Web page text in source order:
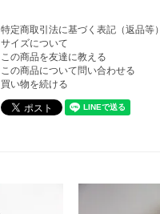
特定商取引法に基づく表記（返品等）
サイズについて
この商品を友達に教える
この商品について問い合わせる
買い物を続ける